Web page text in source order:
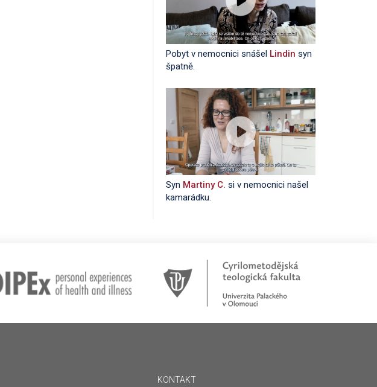
Pobyt v nemocnici snášel Lindin syn
špatně.
Syn Martiny C. si v nemocnici našel
kamarádku.
KONTAKT